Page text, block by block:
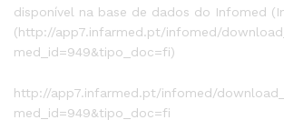
disponível na base de dados do Infomed
(http://app7.infarmed.pt/infomed/
med_id=949&tipo_doc=fi)
http://app7.infarmed.pt/infomed/
med_id=949&tipo_doc=fi